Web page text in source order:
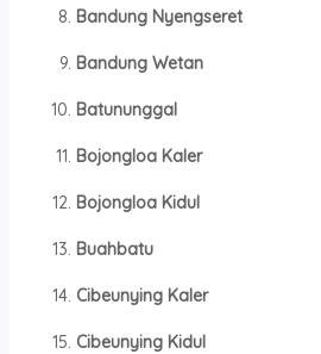
Bandung Nyengseret
Bandung Wetan
Batununggal
Bojongloa Kaler
Bojongloa Kidul
Buahbatu
Cibeunying Kaler
Cibeunying Kidul